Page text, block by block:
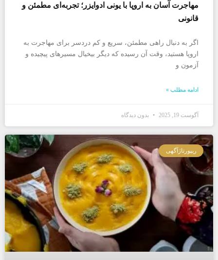
مهاجرت آسان به اروپا با یونی ادوایزر؛ تجربه‌ای مطمئن و
قانونی
اگر به دنبال راهی مطمئن، سریع و کم دردسر برای مهاجرت به
اروپا هستید، وقت آن رسیده که دیگر بیخیال مسیرهای پیچیده و
آزمون و‌
ادامه مطلب »
آگوست 19, 2025 بدون دیدگاه
ریپورتاژآگهی